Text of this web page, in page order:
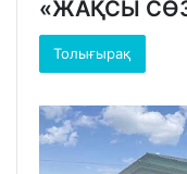
«ЖАҚСЫ
Толығырақ